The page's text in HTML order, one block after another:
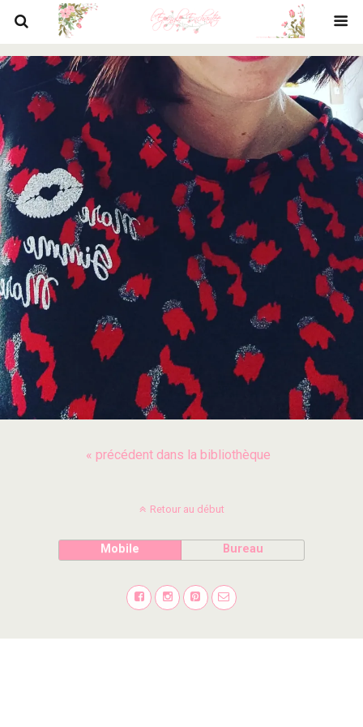
« précédent dans la bibliothèque
Retour au début
Mobile Bureau